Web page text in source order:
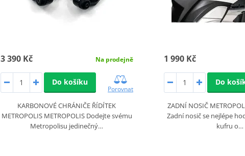
3 390 Kč Na prodejně
Do košíku
Porovnat
KARBONOVÉ CHRÁNIČE ŘÍDÍTEK
METROPOLIS METROPOLIS Dodejte svému
Metropolisu jedinečný…
1 990 Kč
Do
ZADNÍ NOSIČ
Zadní nosič se nejlépe
kufru o…